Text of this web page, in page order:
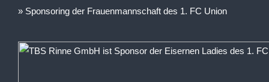
Sponsoring der Frauenmannschaft des 1. FC Union